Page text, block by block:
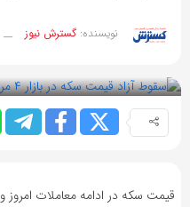
نویسنده: گسترش نیوز __